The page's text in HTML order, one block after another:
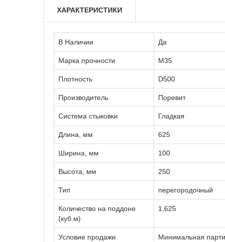
ХАРАКТЕРИСТИКИ
В Наличии Да
Марка прочности М35
Плотность D500
Производитель Поревит
Система стыковки Гладкая
Длина, мм 625
Ширина, мм 100
Высота, мм 250
Тип перегородочный
Количество на поддоне
(куб.м)
1,625
Условие продажи
Минимальная